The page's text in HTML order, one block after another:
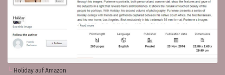
Holiday auf Amazon